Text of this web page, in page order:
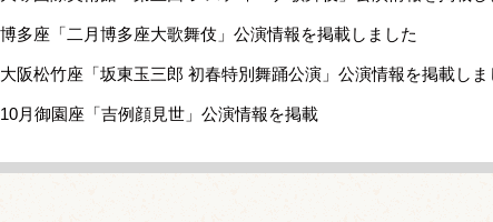
博多座「二月博多座大歌舞伎」公演情報を掲載しました
大阪松竹座「坂東玉三郎 初春特別舞踊公演」公演情報を掲載しま
10月御園座「吉例顔見世」公演情報を掲載